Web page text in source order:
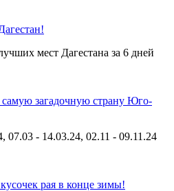
мест Дагестана за 6 дней
загадочную страну Юго-
07.03 - 14.03.24, 02.11 - 09.11.24
рая в конце зимы!